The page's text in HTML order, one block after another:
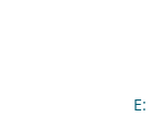
E: